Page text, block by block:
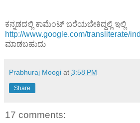
ಕನ್ನಡದಲ್ಲಿ ಕಾಮೆಂಟ್ ಬರೆಯಬೇಕಿದ್ದಲ್ಲಿ ಇಲ್ಲಿ
http://www.google.com/transliterate/
ಮಾಡಬಹುದು
Prabhuraj Moogi at 3:58 PM
Share
17 comments: